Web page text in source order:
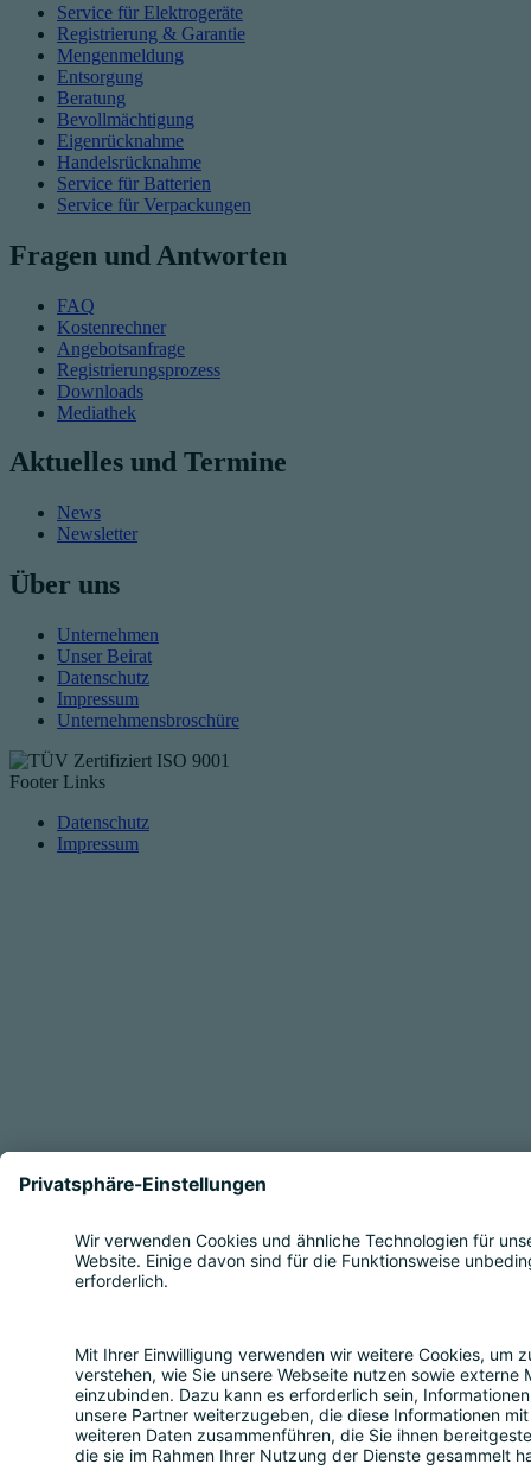
Service für Elektrogeräte
Registrierung & Garantie
Mengenmeldung
Entsorgung
Beratung
Bevollmächtigung
Eigenrücknahme
Handelsrücknahme
Service für Batterien
Service für Verpackungen
Fragen und Antworten
FAQ
Kostenrechner
Angebotsanfrage
Registrierungsprozess
Downloads
Mediathek
Aktuelles und Termine
News
Newsletter
Über uns
Unternehmen
Unser Beirat
Datenschutz
Impressum
Unternehmensbroschüre
Footer Links
Datenschutz
Impressum